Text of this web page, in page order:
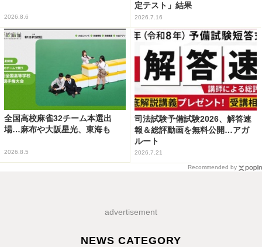
2026.8.6
定テスト」結果
2026.7.16
全国高校麻雀32チーム本選出
場…麻布や大阪星光、東海も
2026.8.5
司法試験予備試験2026、解答速
報＆総評動画を無料公開…アガ
ルート
2026.7.21
Recommended by
advertisement
NEWS CATEGORY